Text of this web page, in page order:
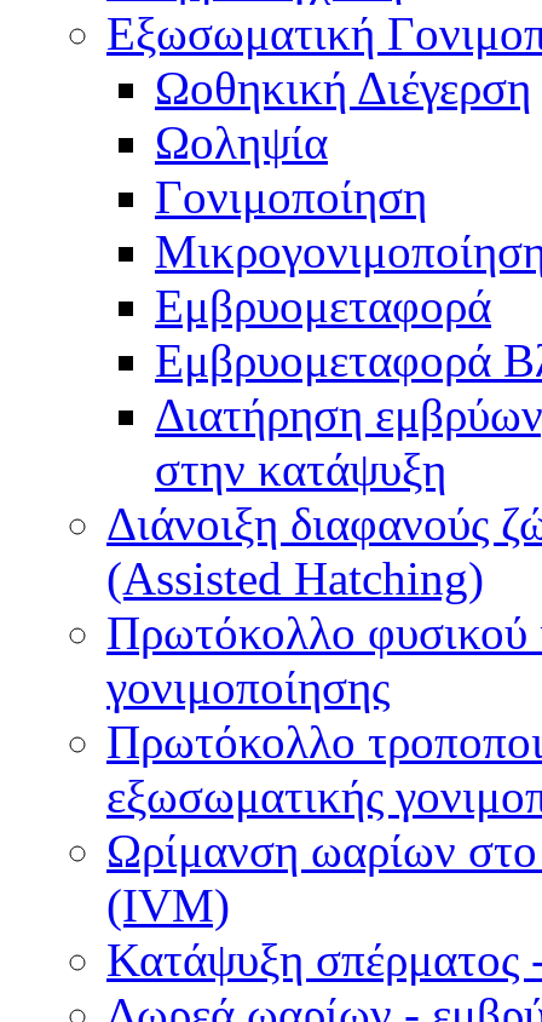
Εξωσωματική
Ωοθηκική Διέγερση
Ωοληψία
Γονιμοποίηση
Εμβρυομεταφορά
Εμβρυομεταφορά
Διατήρηση
στην κατάψυξη
Διάνοιξη διαφανούς
(Assisted Hatching)
Πρωτόκολλο φυσικού
γονιμοποίησης
Πρωτόκολλο
εξωσωματικής
Ωρίμανση ωαρίων
(IVM)
Κατάψυξη σπέρματος